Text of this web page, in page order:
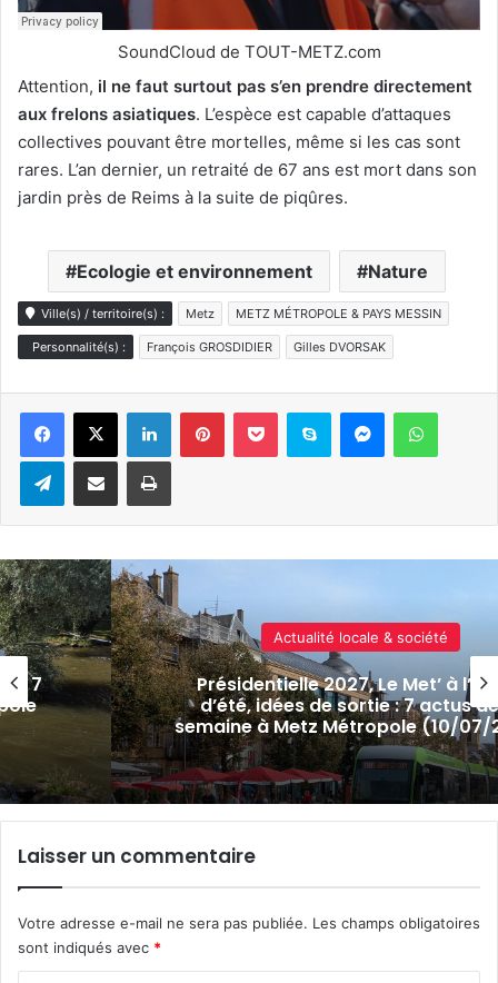
SoundCloud de TOUT-METZ.com
Attention, il ne faut surtout pas s’en prendre directement
aux frelons asiatiques. L’espèce est capable d’attaques
collectives pouvant être mortelles, même si les cas sont
rares. L’an dernier, un retraité de 67 ans est mort dans son
jardin près de Reims à la suite de piqûres.
Ecologie et environnement Nature
Ville(s) / territoire(s) : Metz METZ MÉTROPOLE & PAYS MESSIN
Personnalité(s) : François GROSDIDIER Gilles DVORSAK
LinkedinPinterestPocket Skype Messenger
TelegramPartager par e-mail Imprimer
la
Actualité locale & société
Le futur hôpital de Maizières-lès-
conçu pour faire face aux
Laisser un commentaire
Votre adresse e-mail ne sera pas publiée. Les champs obligatoires
sont indiqués avec *